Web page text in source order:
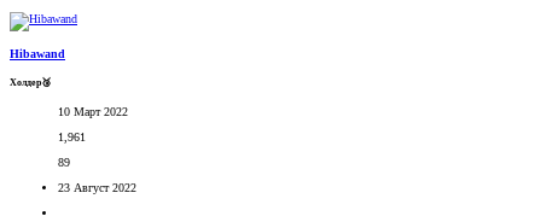
Hibawand
Холдер🥉
10 Март 2022
1,961
89
23 Август 2022